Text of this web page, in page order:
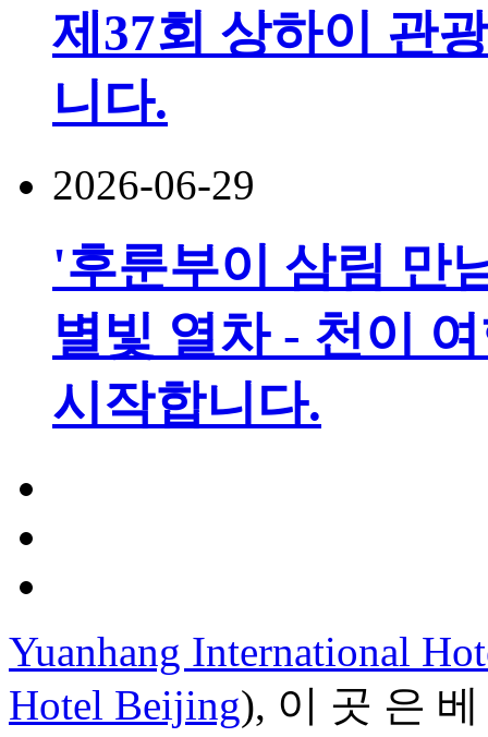
제37회 상하이 관
니다.
2026-06-29
'후룬부이 삼림 만
별빛 열차 - 천이
시작합니다.
Yuanhang International
Hotel Beijing), 이 곳 은